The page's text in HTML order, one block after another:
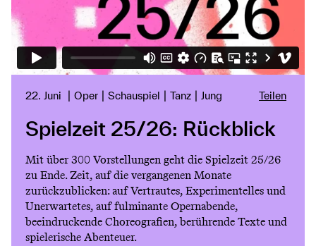
22. Juni Oper Schauspiel Tanz Jung Teilen
Spielzeit 25/26: Rückblick
Mit über 300 Vorstellungen geht die Spielzeit 25/26
zu Ende. Zeit, auf die vergangenen Monate
zurückzublicken: auf Vertrautes, Experimentelles und
Unerwartetes, auf fulminante Opernabende,
beeindruckende Choreografien, berührende Texte und
spielerische Abenteuer.